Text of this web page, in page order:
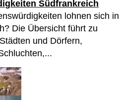
Südfrankreich
lohnen sich in
Die Übersicht führt zu
und Dörfern,